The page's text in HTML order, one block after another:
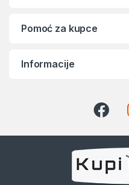
Pomoć za kupce
Informacije